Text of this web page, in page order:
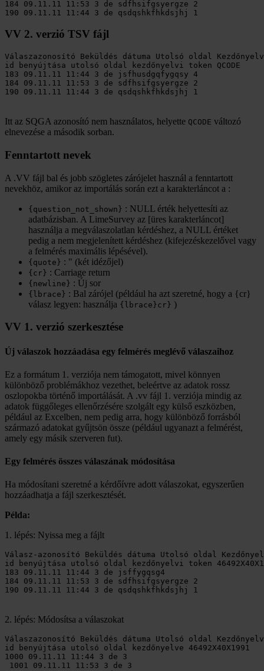
184 09.11.11 11:53 3 de sdfhsifgsyergze 2
VV 2. verzió TSV fájl
Válaszazonosító Beküldés dátuma Utolsó oldal
id benyújtása utolsó oldal kezdőnyelvi token QCODE
183 09.11.11 11:44 3 de jsfhusdgqfygqsy 4
184 09.11.11 11:53 3 de sdfhsifgsyergze 2
Itt az SQGA azonosító nem használatos, helyette QCODE változó
elnevezése a második sorban.
Fenntartott nevek
A .VV fájl bal és jobb szögletes zárójelet használ a fenntartott
nevekhöz, amikor az importálás során ezt a karakterláncot a :
{question_not_shown} : NULL érték helyettesíti az
adatbázisban. A LimeSurvey az [üres karakterláncot]
használja a megválaszolatlan kérdéshez, a NULL értéket
pedig a nem megjelenített kérdéshez (kifejezéskezelővel vagy
a felmérés maximális lépésével).
{quote} : " (két idézőjel)
{cr} : Carriage return
{newline} : Új sor
{lbrace} : Bal zárójel (például ha azt szeretné, hogy a {cr}
válasz legyen: használja {lbrace}cr} )
VV 1. verzió szerkesztése
Új válaszok hozzáadása egy felmérés meglévő válaszaihoz
Ez a formátum 1. verziója nem támogatott, mivel könnyen
különböző problémákhoz vezethet, beleértve az adatok rossz
oszlopokba történő importálását. A .vv fájl 1. verziója mindig az
adatok függőleges ellenőrzésére szolgált egy külső eszközben,
például az Excelben, nem pedig arra, hogy különböző forrásból
származó adatokat gyűjtsön össze (például ugyanazt a felmérést,
amely egy másik szerveren fut).
Egy felmérés összes válaszának módosítása
Ha módosítani szeretné a kérdőívre adott válaszokat, egyszerűen
hozzáadhatja a fájl szerkesztését.
Példa:
1. lépés: Nyissa meg a fájlt
Válasz-azonosító Beküldés dátuma Utolsó oldal
id benyújtása utolsó oldal kezdőnyelvi token
183 09.11.11 11:44 3 de jsffygqsg4
184 09.11.11 11:53 3 de sdfhsifgsyergze 2
2. lépés: Módosítsa a válaszokat
Válaszazonosító Beküldés dátuma Utolsó oldal
id benyújtása utolsó oldal kezdőnyelve 46492X40X1991
1000 09.11.11 11:44 3 de 3
1001 09.11.11 11:53 3 de 3